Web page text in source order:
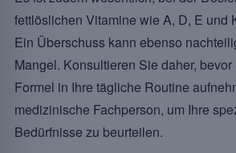
fettlöslichen Vitamine wie A, D, E und
Ein Überschuss kann ebenso
Mangel. Konsultieren Sie daher,
Formel in Ihre tägliche Routine
medizinische Fachperson, um Ihre
Bedürfnisse zu beurteilen.